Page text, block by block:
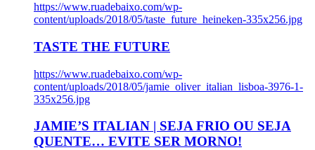
https://www.ruadebaixo.com/wp-
content/uploads/2018/05/taste_future_heineken-335x256.jpg
TASTE THE FUTURE
https://www.ruadebaixo.com/wp-
content/uploads/2018/05/jamie_oliver_italian_lisboa-3976-1-
335x256.jpg
JAMIE’S ITALIAN | SEJA FRIO OU SEJA
QUENTE… EVITE SER MORNO!